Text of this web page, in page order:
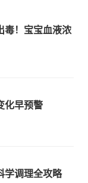
毒！宝宝血液浓
化早预警
学调理全攻略